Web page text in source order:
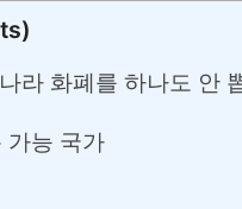
라 화폐를 하나도 안
가능 국가